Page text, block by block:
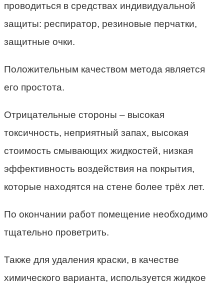
проводиться в средствах индивидуальной
защиты: респиратор, резиновые перчатки,
защитные очки.
Положительным качеством метода является
его простота.
Отрицательные стороны – высокая
токсичность, неприятный запах, высокая
стоимость смывающих жидкостей, низкая
эффективность воздействия на покрытия,
которые находятся на стене более трёх лет.
По окончании работ помещение необходимо
тщательно проветрить.
Также для удаления краски, в качестве
химического варианта, используется жидкое